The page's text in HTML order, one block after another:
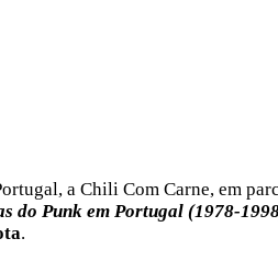
a Chili Com Carne, em
do Punk em Portugal (1978-
.